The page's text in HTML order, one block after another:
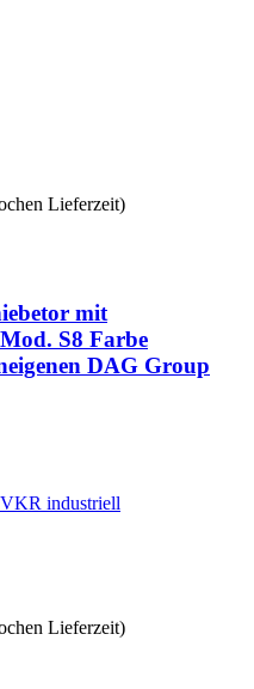
Lieferzeit)
mit
S8 Farbe
DAG Group
Lieferzeit)